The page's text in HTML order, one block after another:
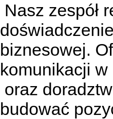
Nasz zespół
biznesowej.
komunikacji w
oraz
budować